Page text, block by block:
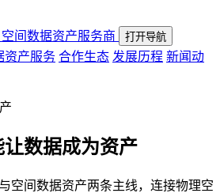
间数据资产服务商
打开导航
资产服务 合作生态 发展历程 新闻动
让数据成为资产
空间数据资产两条主线，连接物理空